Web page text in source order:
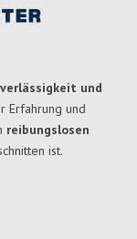
und
Erfahrung und
reibungslosen
ist.